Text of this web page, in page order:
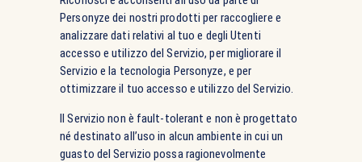
Personyze dei nostri prodotti per raccogliere e
analizzare dati relativi al tuo e degli Utenti
accesso e utilizzo del Servizio, per migliorare il
Servizio e la tecnologia Personyze, e per
ottimizzare il tuo accesso e utilizzo del Servizio.
Il Servizio non è fault-tolerant e non è progettato
né destinato all’uso in alcun ambiente in cui un
guasto del Servizio possa ragionevolmente